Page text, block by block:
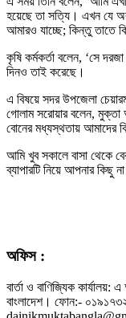
হয়েছে তা সত্যি। এখন যে
আমারও যাচ্ছে; কিন্তু তাতে
কৃষি কর্মকর্তা বলেন, ‘সে
দিনও তাই করেছে।
এ বিষয়ে সদর উপজেলা
গোলাম সরোয়ার বলেন, মুক্তা
বোনের মধ্যস্থতায় আমাদের
আমি খুব সকালে বাসা থেকে
ব্যাপারটি নিয়ে আপনার কিছু
অফিস :
বার্তা ও বাণিজ্যিক
বাংলাদেশ। ফোন:-